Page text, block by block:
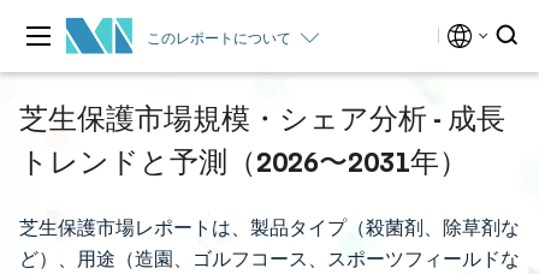
このレポートについて
芝生保護市場規模・シェア分析 - 成長
トレンドと予測（2026〜2031年）
芝生保護市場レポートは、製品タイプ（殺菌剤、除草剤な
ど）、用途（造園、ゴルフコース、スポーツフィールドな